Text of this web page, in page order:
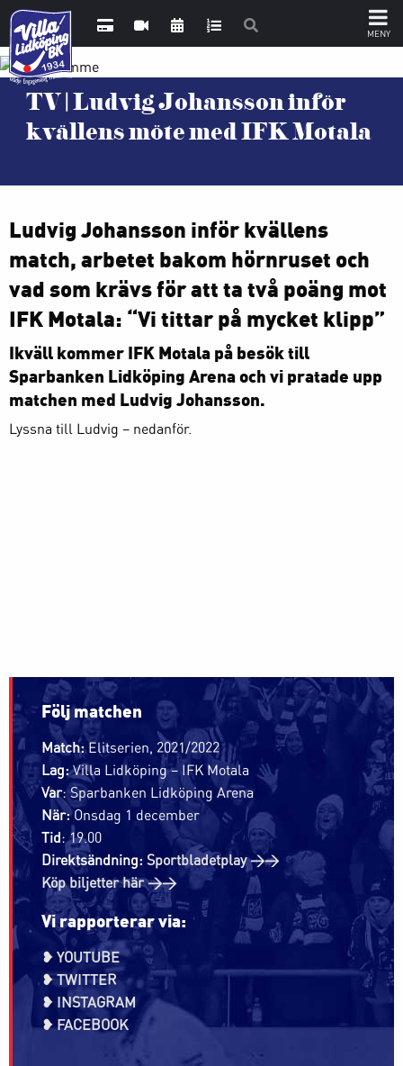
TV | Ludvig Johansson inför
kvällens möte med IFK Motala
Ludvig Johansson inför kvällens
match, arbetet bakom hörnruset och
vad som krävs för att ta två poäng mot
IFK Motala: “Vi tittar på mycket klipp”
Ikväll kommer IFK Motala på besök till
Sparbanken Lidköping Arena och vi pratade upp
matchen med Ludvig Johansson.
Lyssna till Ludvig – nedanför.
Följ matchen
Match:Elitserien, 2021/2022
Lag:Villa Lidköping – IFK Motala
Var: Sparbanken Lidköping Arena
När:Onsdag 1 december
Tid: 19.00
Direktsändning: Sportbladetplay >>
Köp biljetter här >>
Vi rapporterar via:
❥ YOUTUBE
❥ TWITTER
❥ INSTAGRAM
❥ FACEBOOK